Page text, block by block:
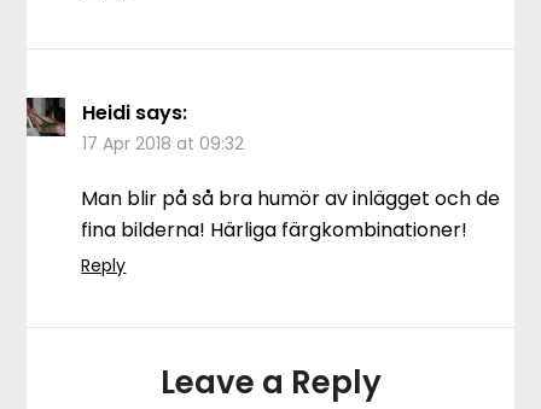
Heidi says:
17 Apr 2018 at 09:32
Man blir på så bra humör av inlägget och de
fina bilderna! Härliga färgkombinationer!
Reply
Leave a Reply